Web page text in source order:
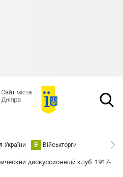
України В Військторги
дискуссионный клуб. 1917-